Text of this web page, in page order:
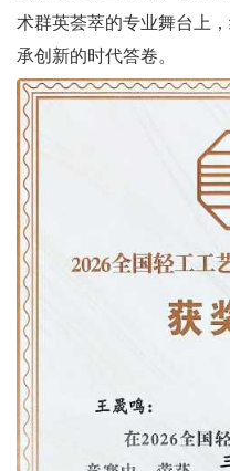
术群英荟萃的专业舞台上
承创新的时代答卷。